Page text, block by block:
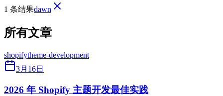
1 条结果dawn
所有文章
shopifytheme-development
3月16日
2026 年 Shopify 主题开发最佳实践